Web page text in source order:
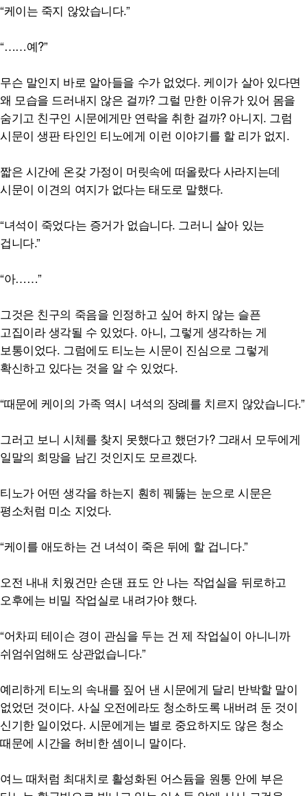
“케이는 죽지 않았습니다.”
“……예?”
무슨 말인지 바로 알아들을 수가 없었다. 케이가 살아 있다면
왜 모습을 드러내지 않은 걸까? 그럴 만한 이유가 있어 몸을
숨기고 친구인 시문에게만 연락을 취한 걸까? 아니지. 그럼
시문이 생판 타인인 티노에게 이런 이야기를 할 리가 없지.
짧은 시간에 온갖 가정이 머릿속에 떠올랐다 사라지는데
시문이 이견의 여지가 없다는 태도로 말했다.
“녀석이 죽었다는 증거가 없습니다. 그러니 살아 있는
겁니다.”
“아……”
그것은 친구의 죽음을 인정하고 싶어 하지 않는 슬픈
고집이라 생각될 수 있었다. 아니, 그렇게 생각하는 게
보통이었다. 그럼에도 티노는 시문이 진심으로 그렇게
확신하고 있다는 것을 알 수 있었다.
“때문에 케이의 가족 역시 녀석의 장례를 치르지 않았습니다.”
그러고 보니 시체를 찾지 못했다고 했던가? 그래서 모두에게
일말의 희망을 남긴 것인지도 모르겠다.
티노가 어떤 생각을 하는지 훤히 꿰뚫는 눈으로 시문은
평소처럼 미소 지었다.
“케이를 애도하는 건 녀석이 죽은 뒤에 할 겁니다.”
오전 내내 치웠건만 손댄 표도 안 나는 작업실을 뒤로하고
오후에는 비밀 작업실로 내려가야 했다.
“어차피 테이슨 경이 관심을 두는 건 제 작업실이 아니니까
쉬엄쉬엄해도 상관없습니다.”
예리하게 티노의 속내를 짚어 낸 시문에게 달리 반박할 말이
없었던 것이다. 사실 오전에라도 청소하도록 내버려 둔 것이
신기한 일이었다. 시문에게는 별로 중요하지도 않은 청소
때문에 시간을 허비한 셈이니 말이다.
여느 때처럼 최대치로 활성화된 어스듐을 원통 안에 부은